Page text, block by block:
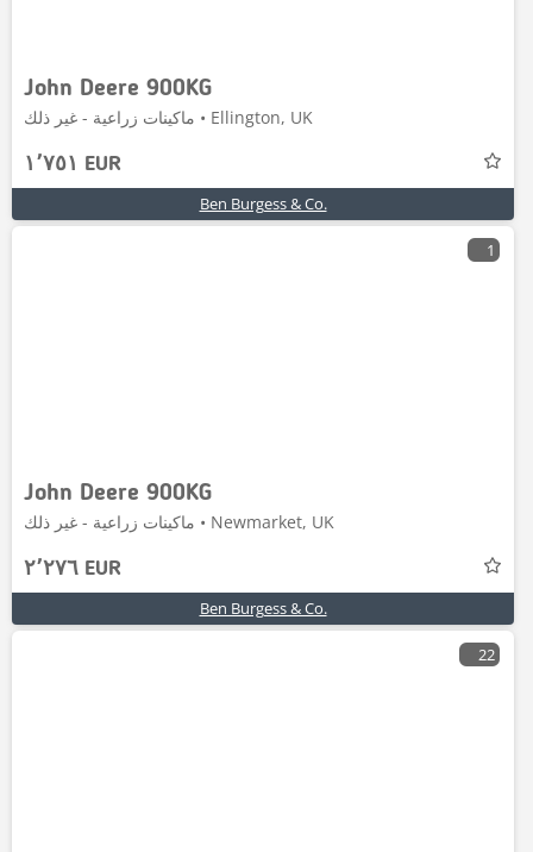
John Deere 900KG
ماكينات زراعية - غير ذلك • Ellington, UK
١٬٧٥١ EUR
Ben Burgess & Co.
1
John Deere 900KG
ماكينات زراعية - غير ذلك • Newmarket, UK
٢٬٢٧٦ EUR
Ben Burgess & Co.
22